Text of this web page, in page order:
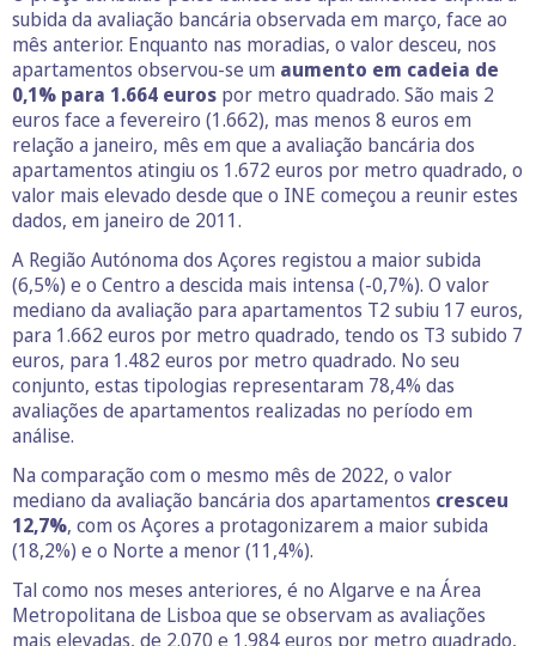
subida da avaliação bancária observada em março, face ao
mês anterior. Enquanto nas moradias, o valor desceu, nos
apartamentos observou-se um aumento em cadeia de
0,1% para 1.664 euros por metro quadrado. São mais 2
euros face a fevereiro (1.662), mas menos 8 euros em
relação a janeiro, mês em que a avaliação bancária dos
apartamentos atingiu os 1.672 euros por metro quadrado, o
valor mais elevado desde que o INE começou a reunir estes
dados, em janeiro de 2011.
A Região Autónoma dos Açores registou a maior subida
(6,5%) e o Centro a descida mais intensa (-0,7%). O valor
mediano da avaliação para apartamentos T2 subiu 17 euros,
para 1.662 euros por metro quadrado, tendo os T3 subido 7
euros, para 1.482 euros por metro quadrado. No seu
conjunto, estas tipologias representaram 78,4% das
avaliações de apartamentos realizadas no período em
análise.
Na comparação com o mesmo mês de 2022, o valor
mediano da avaliação bancária dos apartamentos cresceu
12,7%, com os Açores a protagonizarem a maior subida
(18,2%) e o Norte a menor (11,4%).
Tal como nos meses anteriores, é no Algarve e na Área
Metropolitana de Lisboa que se observam as avaliações
mais elevadas, de 2.070 e 1.984 euros por metro quadrado,